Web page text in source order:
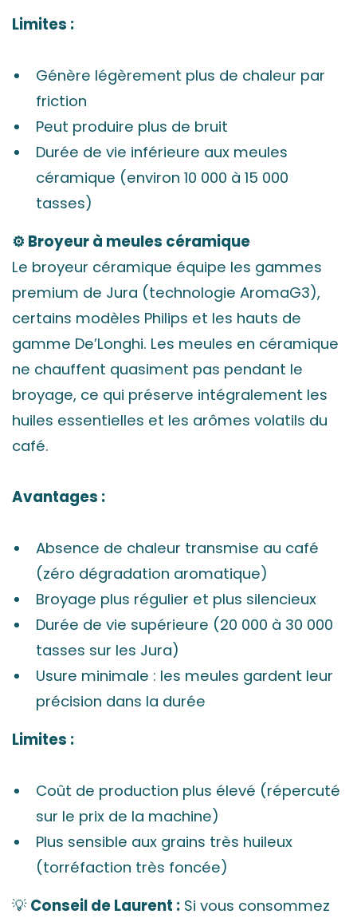
Limites :
Génère légèrement plus de chaleur par
friction
Peut produire plus de bruit
Durée de vie inférieure aux meules
céramique (environ 10 000 à 15 000
tasses)
⚙️ Broyeur à meules céramique
Le broyeur céramique équipe les gammes
premium de Jura (technologie AromaG3),
certains modèles Philips et les hauts de
gamme De’Longhi. Les meules en céramique
ne chauffent quasiment pas pendant le
broyage, ce qui préserve intégralement les
huiles essentielles et les arômes volatils du
café.
Avantages :
Absence de chaleur transmise au café
(zéro dégradation aromatique)
Broyage plus régulier et plus silencieux
Durée de vie supérieure (20 000 à 30 000
tasses sur les Jura)
Usure minimale : les meules gardent leur
précision dans la durée
Limites :
Coût de production plus élevé (répercuté
sur le prix de la machine)
Plus sensible aux grains très huileux
(torréfaction très foncée)
💡 Conseil de Laurent : Si vous consommez